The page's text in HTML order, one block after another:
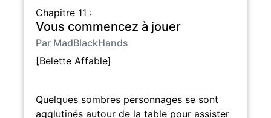
Chapitre 11 :
Vous commencez à jouer
Par MadBlackHands
[Belette Affable]
Quelques sombres personnages se sont
agglutinés autour de la table pour assister